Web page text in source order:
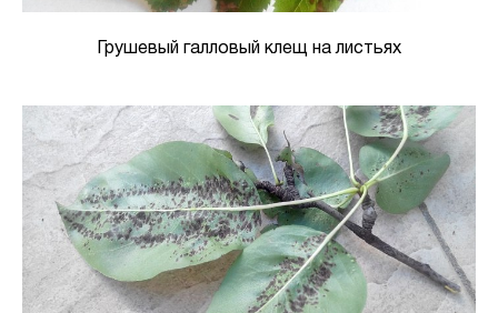
Грушевый галловый клещ на листьях